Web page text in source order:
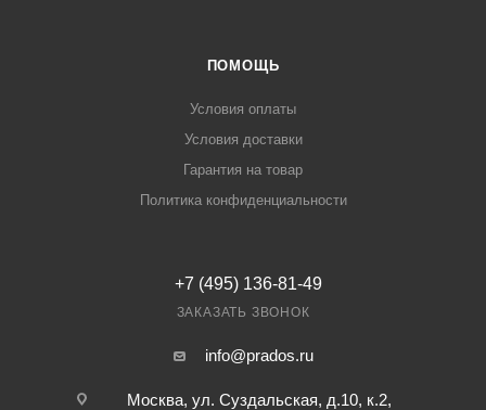
ПОМОЩЬ
Условия оплаты
Условия доставки
Гарантия на товар
Политика конфиденциальности
+7 (495) 136-81-49
ЗАКАЗАТЬ ЗВОНОК
info@prados.ru
Москва, ул. Суздальская, д.10, к.2,